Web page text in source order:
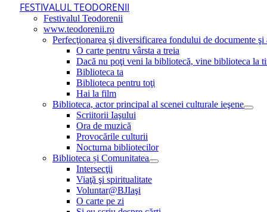
FESTIVALUL TEODORENII
Festivalul Teodorenii
www.teodorenii.ro
Perfecţionarea şi diversificarea fondului de documente
O carte pentru vârsta a treia
Dacă nu poţi veni la bibliotecă, vine biblioteca la
Biblioteca ta
Biblioteca pentru toţi
Hai la film
Biblioteca, actor principal al scenei culturale ieşene
Scriitorii Iaşului
Ora de muzică
Provocările culturii
Nocturna bibliotecilor
Biblioteca și Comunitatea
Intersecţii
Viaţă şi spiritualitate
Voluntar@BJIaşi
O carte pe zi